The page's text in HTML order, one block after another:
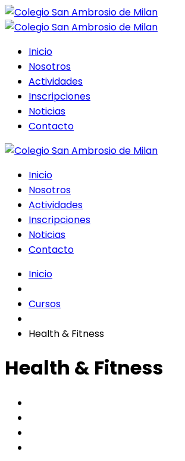
Inicio
Nosotros
Actividades
Inscripciones
Noticias
Contacto
Inicio
Nosotros
Actividades
Inscripciones
Noticias
Contacto
Inicio
Cursos
Health & Fitness
Health & Fitness